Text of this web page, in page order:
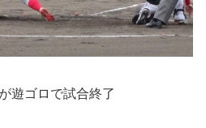
遊ゴロで試合終了